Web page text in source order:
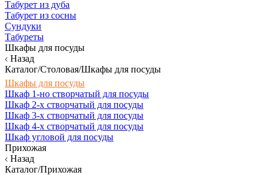
Табурет из дуба
Табурет из сосны
Сундуки
Табуреты
Шкафы для посуды
Назад
Каталог/Столовая/Шкафы для посуды
Шкафы для посуды
Шкаф 1-но створчатый для посуды
Шкаф 2-х створчатый для посуды
Шкаф 3-х створчатый для посуды
Шкаф 4-х створчатый для посуды
Шкаф угловой для посуды
Прихожая
Назад
Каталог/Прихожая